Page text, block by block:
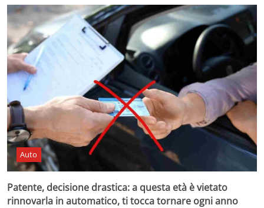
Auto
Patente, decisione drastica: a questa età è vietato
rinnovarla in automatico, ti tocca tornare ogni anno